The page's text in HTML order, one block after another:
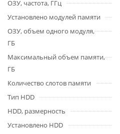
ОЗУ, частота, ГГц
Установлено модулей памяти
ОЗУ, объем одного модуля,
ГБ
Максимальный объем памяти,
ГБ
Количество слотов памяти
Тип HDD
HDD, размерность
Установлено HDD